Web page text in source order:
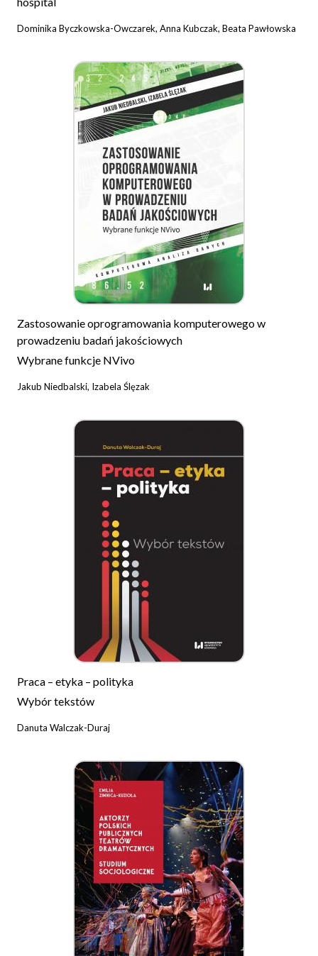
Dominika Byczkowska-Owczarek, Anna Kubczak, Beata Pawłowska
Zastosowanie oprogramowania komputerowego w
prowadzeniu badań jakościowych
Wybrane funkcje NVivo
Jakub Niedbalski, Izabela Ślęzak
Praca – etyka – polityka
Wybór tekstów
Danuta Walczak-Duraj